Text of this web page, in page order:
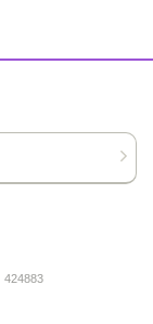
424883